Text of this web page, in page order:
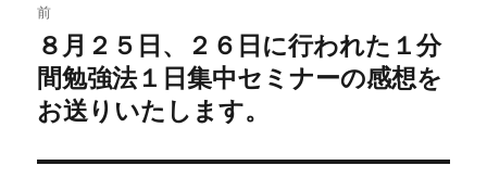
稿
ナ
ビ
前
前
の
投
８月２５日、２６日に行われた１分
間勉強法１日集中セミナーの感想を
お送りいたします。